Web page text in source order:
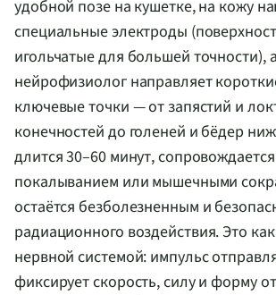
удобной позе на кушетке, на кожу
специальные электроды
игольчатые для большей точности),
нейрофизиолог направляет
ключевые точки — от запястий и
конечностей до голеней и бёдер
длится 30–60 минут,
покалыванием или мышечными
остаётся безболезненным и
радиационного воздействия. Это
нервной системой: импульс
фиксирует скорость, силу и форму